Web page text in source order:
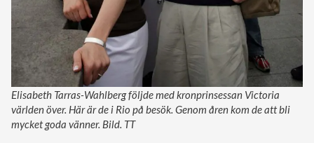
Elisabeth Tarras-Wahlberg följde med kronprinsessan Victoria
världen över. Här är de i Rio på besök. Genom åren kom de att bli
mycket goda vänner. Bild. TT